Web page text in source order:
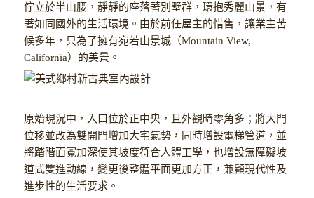
佇立於半山腰，靜靜的座落著別墅群，環抱秀麗山景，有
著如同國外的生活環境。由於前任屋主的惜售，讓業主苦
候多年，只為了擁有宛若山景城（Mountain View,
California）的美景。
原始現況中，入口位於正中央，且外觀畸零角多；將大門
位移並改為雙開門增加大宅氣勢，同時增設電梯管道，並
將踏階面寬加深使其坡度符合人體工學，也增設無障礙坡
道式雙進動線，變更後整體平面更加方正，兼顧現代性及
進步性的生活要求。